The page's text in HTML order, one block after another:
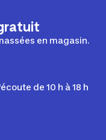
en magasin.
de 10 h à 18 h